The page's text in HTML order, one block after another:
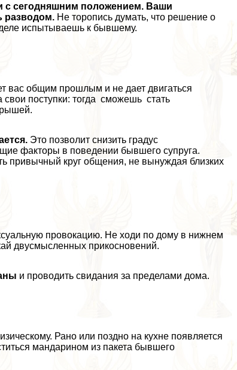
с сегодняшним положением. Ваши
разводом. Не торопись думать, что решение о
испытываешь к бывшему.
вас общим прошлым и не дает двигаться
поступки: тогда сможешь стать
Это позволит снизить градус
факторы в поведении бывшего супруга.
привычный круг общения, не вынуждая близких
провокацию. Не ходи по дому в нижнем
двусмысленных прикосновений.
и проводить свидания за пределами дома.
Рано или поздно на кухне появляется
мaндарином из пакета бывшего